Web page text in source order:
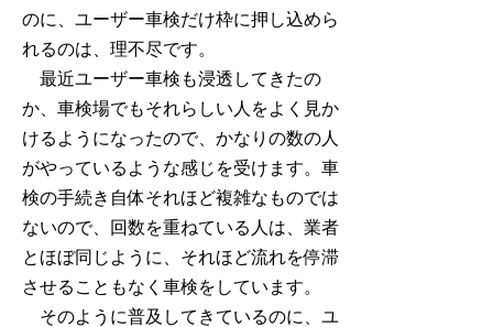
のに、ユーザー車検だけ枠に押し込めら
れるのは、理不尽です。
最近ユーザー車検も浸透してきたの
か、車検場でもそれらしい人をよく見か
けるようになったので、かなりの数の人
がやっているような感じを受けます。車
検の手続き自体それほど複雑なものでは
ないので、回数を重ねている人は、業者
とほぼ同じように、それほど流れを停滞
させることもなく車検をしています。
そのように普及してきているのに、ユ